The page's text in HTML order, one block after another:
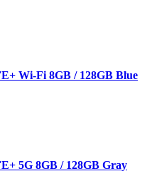
Wi-Fi 8GB / 128GB Blue
5G 8GB / 128GB Gray